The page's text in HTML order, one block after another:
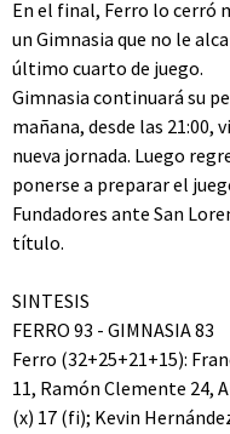
En el final, Ferro lo cerró
un Gimnasia que no le
último cuarto de juego.
Gimnasia continuará su
mañana, desde las 21:00,
nueva jornada. Luego
ponerse a preparar el
Fundadores ante San
título.
SINTESIS
FERRO 93 - GIMNASIA 83
Ferro (32+25+21+15):
11, Ramón Clemente 24,
(x) 17 (fi); Kevin